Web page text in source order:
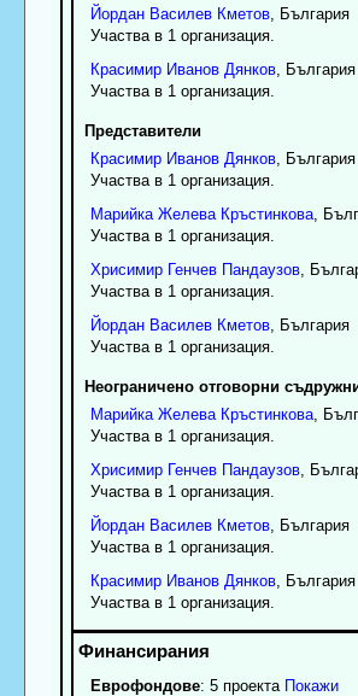
Йордан Василев Кметов, България
Участва в 1 организация.
Красимир Иванов Дянков, България
Участва в 1 организация.
Представители
Красимир Иванов Дянков, България
Участва в 1 организация.
Марийка Желева Кръстинкова,
Участва в 1 организация.
Хрисимир Генчев Пандаузов,
Участва в 1 организация.
Йордан Василев Кметов, България
Участва в 1 организация.
Неограничено отговорни
Марийка Желева Кръстинкова,
Участва в 1 организация.
Хрисимир Генчев Пандаузов,
Участва в 1 организация.
Йордан Василев Кметов, България
Участва в 1 организация.
Красимир Иванов Дянков, България
Участва в 1 организация.
Еврофондове: 5 проекта Покажи